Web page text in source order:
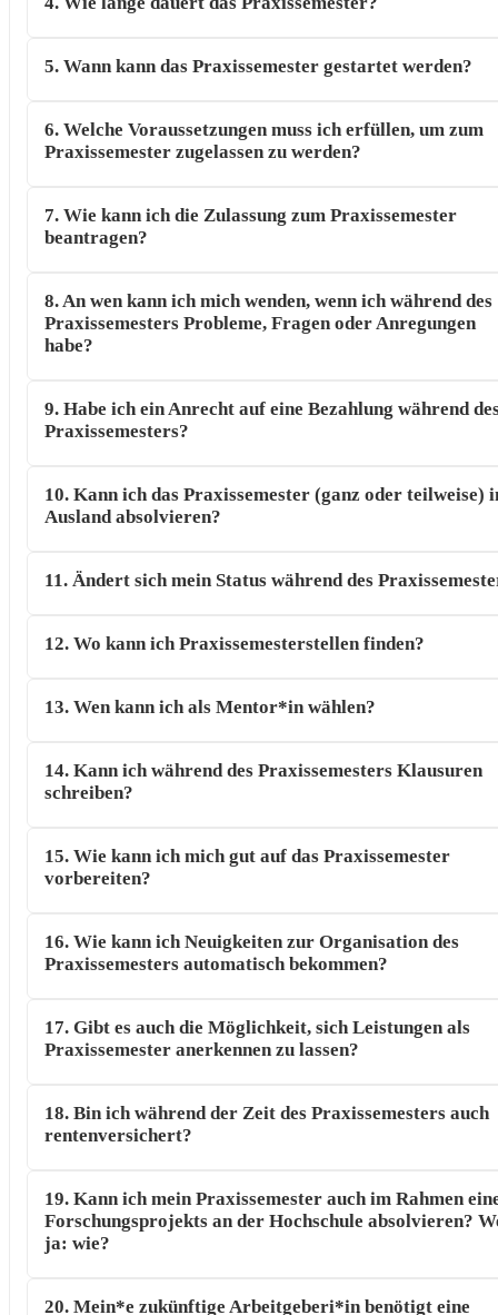
5. Wann kann das Praxissemester gestartet werden?
6. Welche Voraussetzungen muss ich erfüllen, um zum
Praxissemester zugelassen zu werden?
7. Wie kann ich die Zulassung zum Praxissemester
beantragen?
8. An wen kann ich mich wenden, wenn ich während des
Praxissemesters Probleme, Fragen oder Anregungen
habe?
9. Habe ich ein Anrecht auf eine Bezahlung während
Praxissemesters?
10. Kann ich das Praxissemester (ganz oder teilweise)
Ausland absolvieren?
11. Ändert sich mein Status während des
12. Wo kann ich Praxissemesterstellen finden?
13. Wen kann ich als Mentor*in wählen?
14. Kann ich während des Praxissemesters Klausuren
schreiben?
15. Wie kann ich mich gut auf das Praxissemester
vorbereiten?
16. Wie kann ich Neuigkeiten zur Organisation des
Praxissemesters automatisch bekommen?
17. Gibt es auch die Möglichkeit, sich Leistungen als
Praxissemester anerkennen zu lassen?
18. Bin ich während der Zeit des Praxissemesters auch
rentenversichert?
19. Kann ich mein Praxissemester auch im Rahmen
Forschungsprojekts an der Hochschule absolvieren?
ja: wie?
20. Mein*e zukünftige Arbeitgeberi*in benötigt eine